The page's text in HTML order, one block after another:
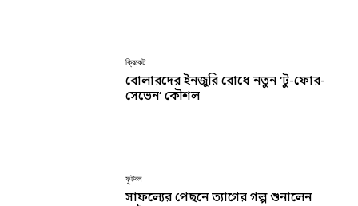
ক্রিকেট
বোলারদের ইনজুরি রোধে নতুন ‘টু-ফোর-
সেভেন’ কৌশল
ফুটবল
সাফল্যের পেছনে ত্যাগের গল্প শুনালেন